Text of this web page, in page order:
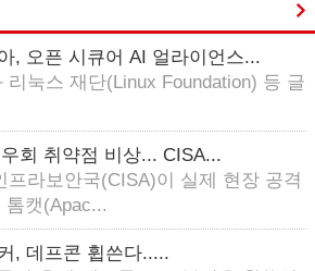
, 오픈 시큐어 AI 얼라이언스...
리눅스 재단(Linux Foundation) 등 글
회 취약점 비상... CISA...
프라보안국(CISA)이 실제 현장 공격
캣(Apac...
, 데프콘 휩쓴다.....